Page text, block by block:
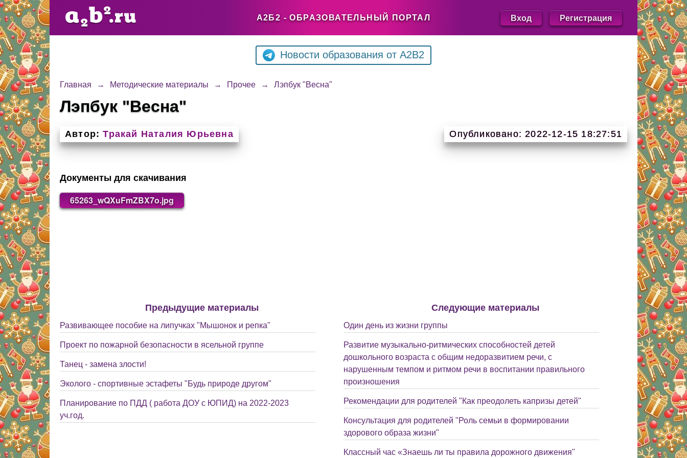
А2Б2 - ОБРАЗОВАТЕЛЬНЫЙ ПОРТАЛ Вход Регистрация
Новости образования от A2B2
Главная → Методические материалы → Прочее → Лэпбук "Весна"
Лэпбук "Весна"
Автор: Тракай Наталия Юрьевна Опубликовано: 2022-12-15 18:27:51
Документы для скачивания
65263_wQXuFmZBX7o.jpg
Предыдущие материалы
Развивающее пособие на липучках "Мышонок и репка"
Проект по пожарной безопасности в ясельной группе
Танец - замена злости!
Эколого - спортивные эстафеты "Будь природе другом"
Планирование по ПДД ( работа ДОУ с ЮПИД) на 2022-2023
уч.год.
Следующие материалы
Один день из жизни группы
Развитие музыкально-ритмических способностей детей
дошкольного возраста с общим недоразвитием речи, с
нарушенным темпом и ритмом речи в воспитании правильного
произношения
Рекомендации для родителей "Как преодолеть капризы детей"
Консультация для родителей "Роль семьи в формировании
здорового образа жизни"
Классный час «Знаешь ли ты правила дорожного движения"